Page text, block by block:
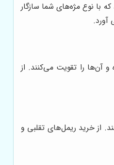
با نوع مژه‌های شما سازگار
آورد.
آن‌ها را تقویت می‌کنند. از
از خرید ریمل‌های تقلبی و